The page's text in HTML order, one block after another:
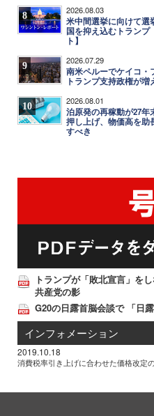
8 2026.08.03
米中間選挙に向けて選
国を抑え込むトラン
ト】
9 2026.07.29
南米ペルーでケイコ・
トランプ支持政権が増
10 2026.08.01
泊原発の再稼動が27
押し上げ、物価高を助
すべき
トランプが「敗北宣言」を
共産党の影
G20の日露首脳会談で 「日
インフォメーション
2019.10.18
消費税率引き上げに合わせた価格改定